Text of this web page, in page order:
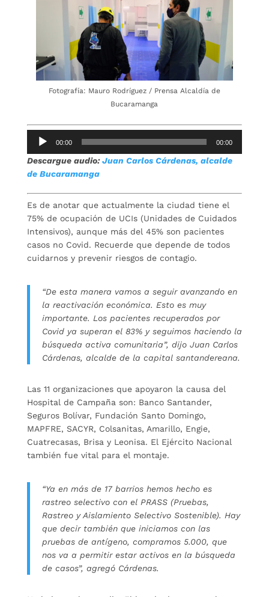
Fotografía: Mauro Rodríguez / Prensa Alcaldía de
Bucaramanga
Reproductor
audio
00:00 00:00
Descargue audio:Juan Carlos Cárdenas, alcalde
de Bucaramanga
Es de anotar que actualmente la ciudad tiene el
75% de ocupación de UCIs (Unidades de Cuidados
Intensivos), aunque más del 45% son pacientes
casos no Covid. Recuerde que depende de todos
cuidarnos y prevenir riesgos de contagio.
“De esta manera vamos a seguir avanzando en
la reactivación económica. Esto es muy
importante. Los pacientes recuperados por
Covid ya superan el 83% y seguimos haciendo la
búsqueda activa comunitaria”, dijo Juan Carlos
Cárdenas, alcalde de la capital santandereana.
Las 11 organizaciones que apoyaron la causa del
Hospital de Campaña son: Banco Santander,
Seguros Bolívar, Fundación Santo Domingo,
MAPFRE, SACYR, Colsanitas, Amarillo, Engie,
Cuatrecasas, Brisa y Leonisa. El Ejército Nacional
también fue vital para el montaje.
“Ya en más de 17 barrios hemos hecho es
rastreo selectivo con el PRASS (Pruebas,
Rastreo y Aislamiento Selectivo Sostenible). Hay
que decir también que iniciamos con las
pruebas de antígeno, compramos 5.000, que
nos va a permitir estar activos en la búsqueda
de casos”, agregó Cárdenas.